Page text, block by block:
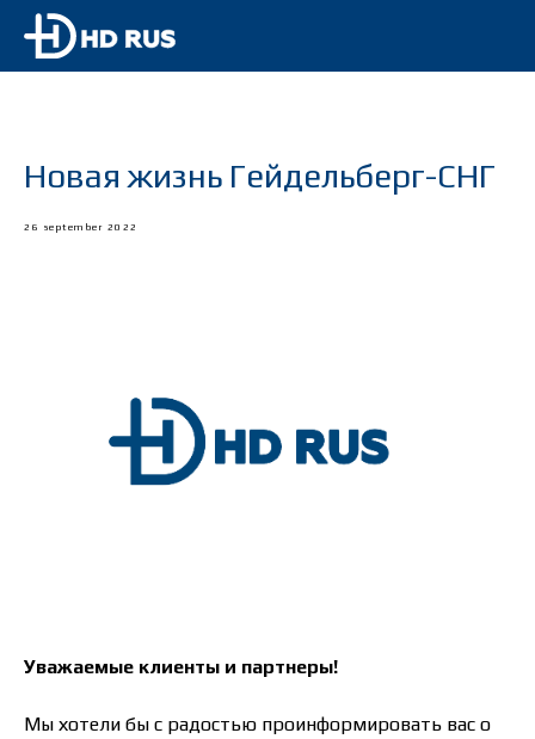
Новая жизнь Гейдельберг-СНГ
26 september 2022
Уважаемые клиенты и партнеры!
Мы хотели бы с радостью проинформировать вас о